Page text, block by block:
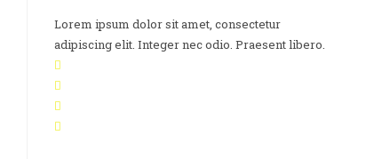
Lorem ipsum dolor sit amet, consectetur
adipiscing elit. Integer nec odio. Praesent libero.